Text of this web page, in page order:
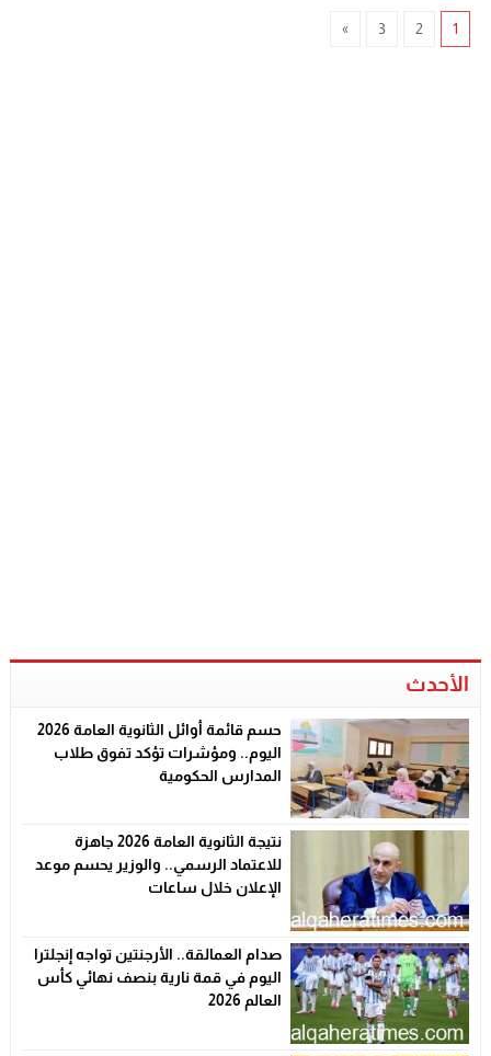
1
2
3
»
الأحدث
حسم قائمة أوائل الثانوية العامة 2026
اليوم.. ومؤشرات تؤكد تفوق طلاب
المدارس الحكومية
نتيجة الثانوية العامة 2026 جاهزة
للاعتماد الرسمي.. والوزير يحسم موعد
الإعلان خلال ساعات
صدام العمالقة.. الأرجنتين تواجه إنجلترا
اليوم في قمة نارية بنصف نهائي كأس
العالم 2026